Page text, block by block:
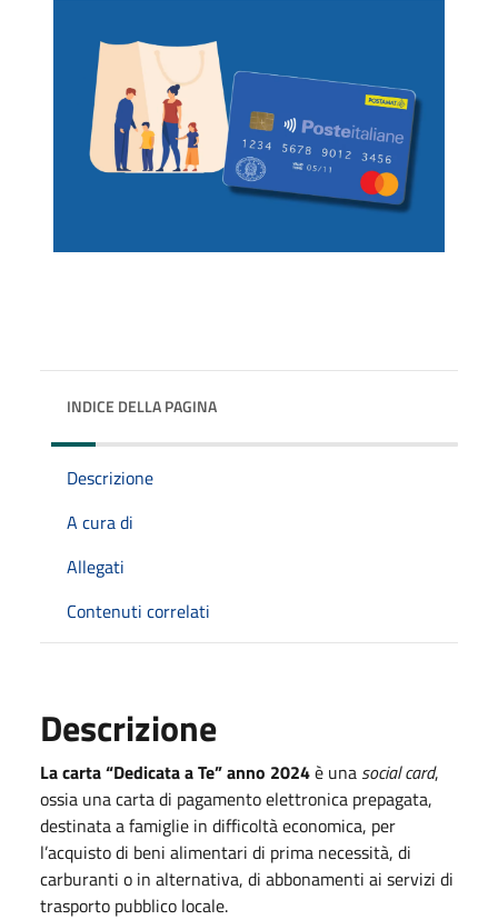
INDICE DELLA PAGINA
Descrizione
A cura di
Allegati
Contenuti correlati
Descrizione
La carta “Dedicata a Te” anno 2024è una social card,
ossia una carta di pagamento elettronica prepagata,
destinata a famiglie in difficoltà economica, per
l’acquisto di beni alimentari di prima necessità, di
carburanti o in alternativa, di abbonamenti ai servizi di
trasporto pubblico locale.